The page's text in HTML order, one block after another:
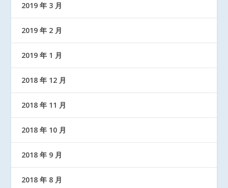
2019 年 3 月
2019 年 2 月
2019 年 1 月
2018 年 12 月
2018 年 11 月
2018 年 10 月
2018 年 9 月
2018 年 8 月